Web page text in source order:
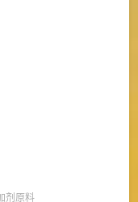
剂原料